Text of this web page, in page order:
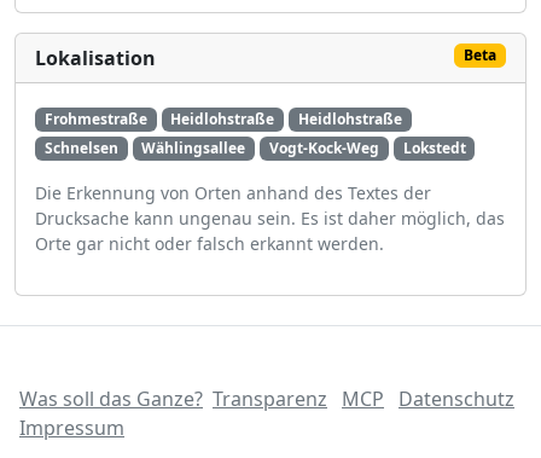
Lokalisation Beta
Frohmestraße Heidlohstraße
Heidlohstraße
Schnelsen
Wählingsallee Vogt-Kock-Weg Lokstedt
Die Erkennung von Orten anhand des Textes der
Drucksache kann ungenau sein. Es ist daher möglich, das
Orte gar nicht oder falsch erkannt werden.
Was soll das Ganze? Transparenz MCP
Datenschutz
Impressum